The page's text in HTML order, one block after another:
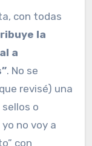
con todas
la
a
. No se
revisé) una
o
no voy a
con